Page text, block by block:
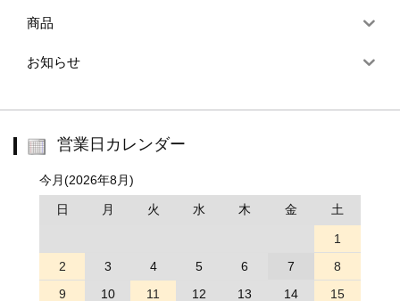
商品
お知らせ
営業日カレンダー
今月(2026年8月)
日 月 火 水 木 金 土
1
2
3 4 5 6 7
8
9
10 11 12 13 14
15